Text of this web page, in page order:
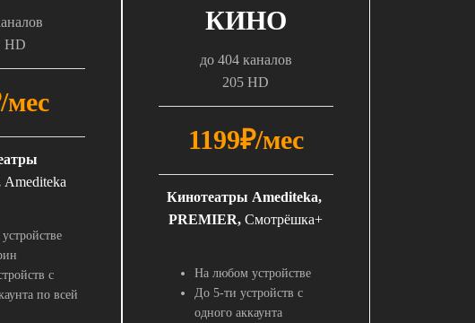
HD
мес
Amediteka
с
по всей
КИНО
до 404 каналов
205 HD
1199₽/мес
Кинотеатры Amediteka,
PREMIER,Смотрёшка+
На любом устройстве
До 5-ти устройств с
одного аккаунта